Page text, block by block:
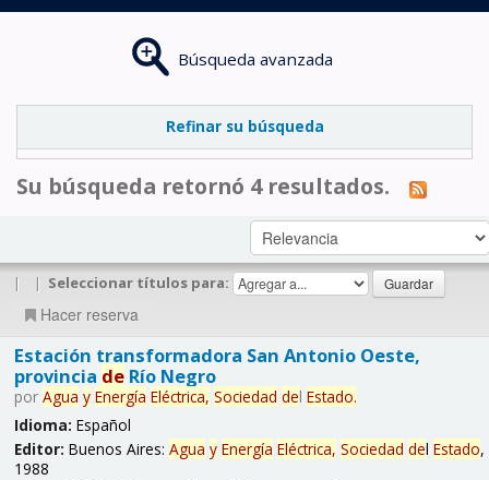
Búsqueda avanzada
Refinar su búsqueda
Su búsqueda retornó 4 resultados.
| | Seleccionar títulos para:
Hacer reserva
Estación transformadora San Antonio Oeste,
provincia deRío Negro
por Agua y Energía Eléctrica, Sociedad del Estado.
Idioma: Español
Editor: Buenos Aires: Agua y Energía Eléctrica, Sociedad del Estado,
1988